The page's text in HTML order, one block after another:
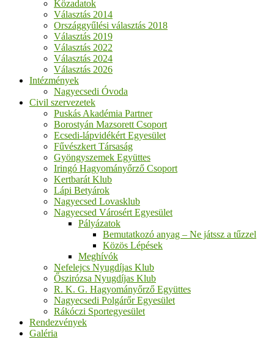
Közadatok
Választás 2014
Országgyűlési választás 2018
Választás 2019
Választás 2022
Választás 2024
Választás 2026
Intézmények
Nagyecsedi Óvoda
Civil szervezetek
Puskás Akadémia Partner
Borostyán Mazsorett Csoport
Ecsedi-lápvidékért Egyesület
Fűvészkert Társaság
Gyöngyszemek Együttes
Iringó Hagyományőrző Csoport
Kertbarát Klub
Lápi Betyárok
Nagyecsed Lovasklub
Nagyecsed Városért Egyesület
Pályázatok
Bemutatkozó anyag – Ne játssz a tűzzel
Közös Lépések
Meghívók
Nefelejcs Nyugdíjas Klub
Őszirózsa Nyugdíjas Klub
R. K. G. Hagyományőrző Együttes
Nagyecsedi Polgárőr Egyesület
Rákóczi Sportegyesület
Rendezvények
Galéria